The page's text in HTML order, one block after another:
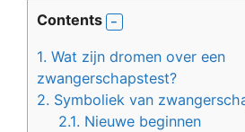
Contents
1. Wat zijn dromen over een
zwangerschapstest?
2. Symboliek van
2.1. Nieuwe beginnen